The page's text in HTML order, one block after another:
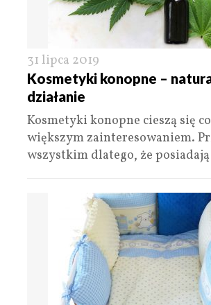
31 lipca 2019
Kosmetyki konopne –
działanie
Kosmetyki konopne cieszą się
większym zainteresowaniem.
wszystkim dlatego, że